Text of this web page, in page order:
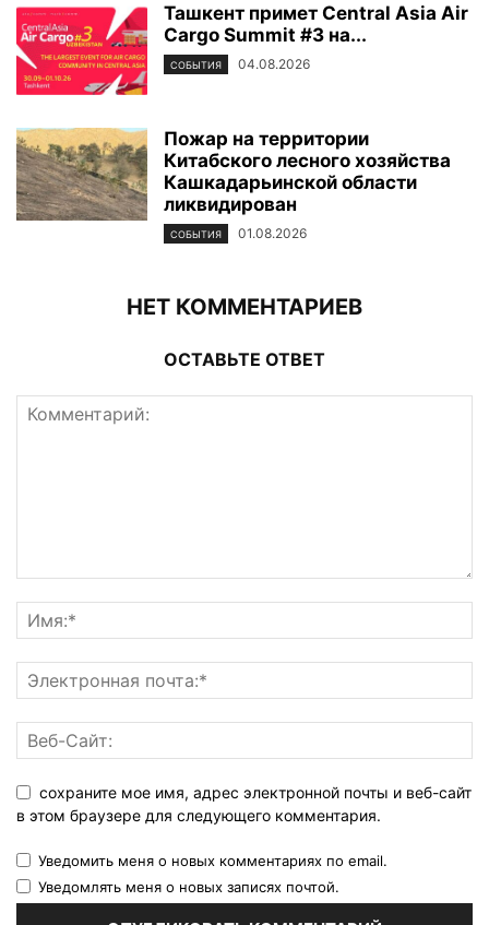
Ташкент примет Central Asia Air
Cargo Summit #3 на...
СОБЫТИЯ 04.08.2026
Пожар на территории
Китабского лесного хозяйства
Кашкадарьинской области
ликвидирован
СОБЫТИЯ 01.08.2026
НЕТ КОММЕНТАРИЕВ
ОСТАВЬТЕ ОТВЕТ
сохраните мое имя, адрес электронной почты и веб-сайт
в этом браузере для следующего комментария.
Уведомить меня о новых комментариях по email.
Уведомлять меня о новых записях почтой.